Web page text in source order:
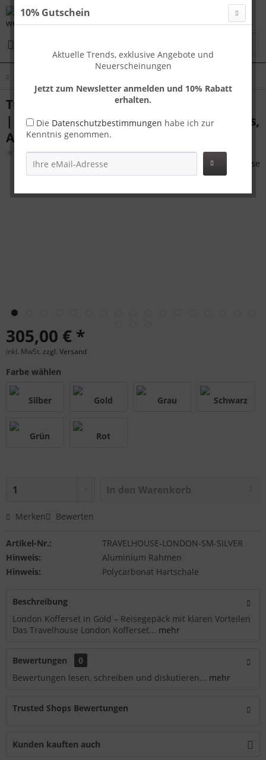
Travelhouse London Kofferset S+M Gold
| Polycarbonat-Hartschale | TSA-Schloss,
Aluminiumrahmen
305,00 € *
inkl. MwSt. zzgl. Versand
Farbe wählen
In den Warenkorb
Merken Bewerten
Artikel-Nr.:
TRAVELHOUSE-LONDON-SM-SILVER
Hinweis:
Aluminium Rahmen
Hinweis:
Polycarbonat Hartschale
Beschreibung
London Kofferset in Gold – Reisegepäck mit klaren Vorteilen
Das Travelhouse London Kofferset... mehr
Bewertungen
0
Bewertungen lesen, schreiben und diskutieren... mehr
Trusted Shops Bewertungen
Kunden kauften auch
10% Gutschein
Aktuelle Trends, exklusive Angebote und
Neuerscheinungen
Jetzt zum Newsletter anmelden und 10% Rabatt
erhalten.
Die Datenschutzbestimmungen habe ich zur
Kenntnis genommen.